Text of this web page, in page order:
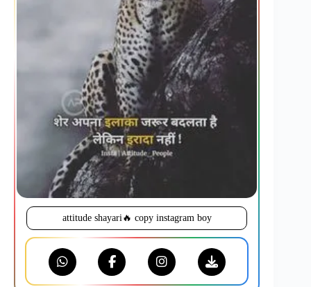
attitude shayari🔥 copy instagram boy